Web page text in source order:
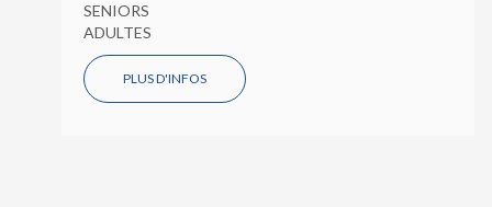
SENIORS
ADULTES
PLUS D'INFOS